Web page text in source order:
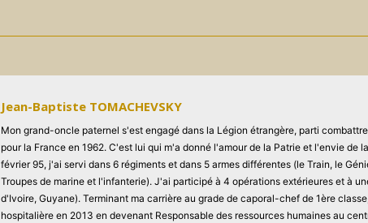
Jean-Baptiste TOMACHEVSKY
Mon grand-oncle paternel s'est engagé dans la Légion étrangère, parti
pour la France en 1962. C'est lui qui m'a donné l'amour de la Patrie et l'envie de
février 95, j'ai servi dans 6 régiments et dans 5 armes différentes (le Train, le
Troupes de marine et l'infanterie). J'ai participé à 4 opérations extérieures et à
d'Ivoire, Guyane). Terminant ma carrière au grade de caporal-chef de 1ère
hospitalière en 2013 en devenant Responsable des ressources humaines au